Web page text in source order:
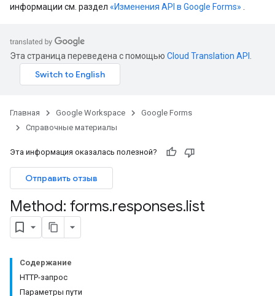
информации см. раздел «Изменения API в Google Forms»
Эта страница переведена с помощью Cloud Translation API
Главная Google Workspace
Google Forms
Справочные материалы
Эта информация оказалась полезной?
Отправить отзыв
Method: forms.responses.list
Содержание
HTTP-запрос
Параметры пути